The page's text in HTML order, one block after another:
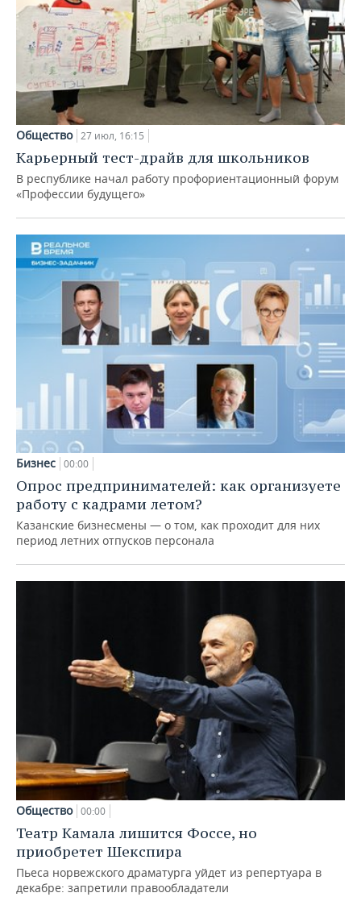
Общество 27 июл, 16:15
Карьерный тест-драйв для школьников
В республике начал работу профориентационный форум
«Профессии будущего»
Бизнес 00:00
Опрос предпринимателей: как организуете
работу с кадрами летом?
Казанские бизнесмены — о том, как проходит для них
период летних отпусков персонала
Общество 00:00
Театр Камала лишится Фоссе, но
приобретет Шекспира
Пьеса норвежского драматурга уйдет из репертуара в
декабре: запретили правообладатели